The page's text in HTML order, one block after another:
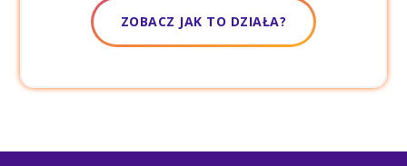
ZOBACZ JAK TO DZIAŁA?